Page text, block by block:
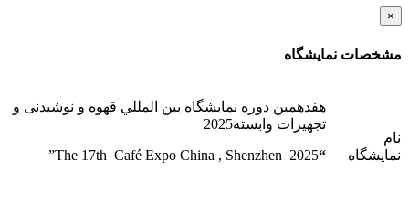
×
مشخصات نمایشگاه
نام
نمایشگاه
هفدهمين دوره نمايشگاه بين المللي قهوه و نوشیدنی و
تجهيزات وابسته2025
“
The 17th Café Expo China , Shenzhen 2025”